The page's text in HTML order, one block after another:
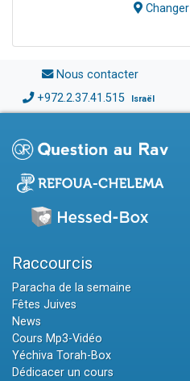
Nous contacter
+972.2.37.41.515 Israël
Raccourcis
Paracha de la semaine
Fêtes Juives
News
Cours Mp3-Vidéo
Yéchiva Torah-Box
Dédicacer un cours